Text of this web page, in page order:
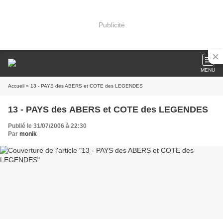
Publicité
MENU
Accueil » 13 - PAYS des ABERS et COTE des LEGENDES
13 - PAYS des ABERS et COTE des LEGENDES
Publié le 31/07/2006 à 22:30
Par monik